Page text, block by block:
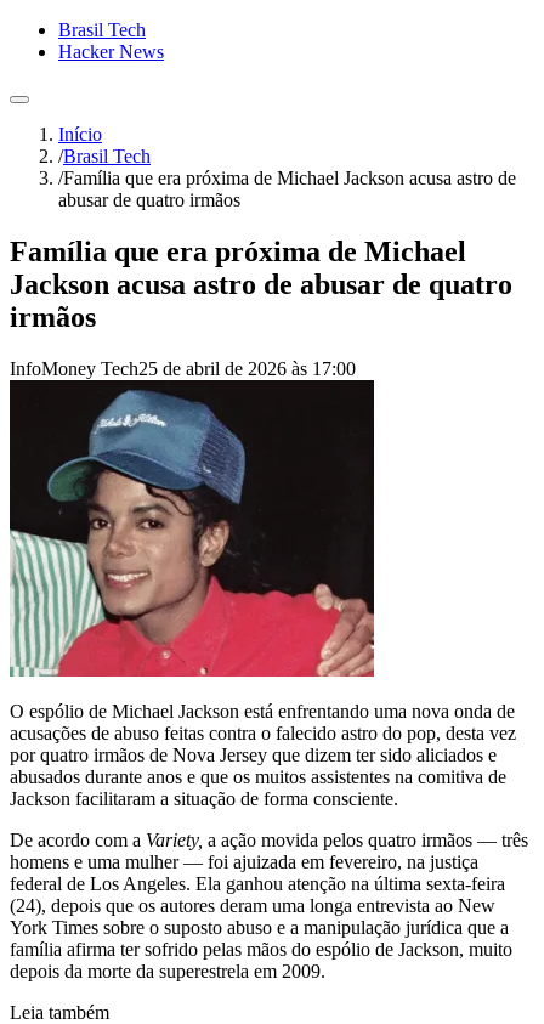
Brasil Tech
Hacker News
Início
/Brasil Tech
/Família que era próxima de Michael Jackson acusa astro de
abusar de quatro irmãos
Família que era próxima de Michael
Jackson acusa astro de abusar de quatro
irmãos
InfoMoney Tech25 de abril de 2026 às 17:00
O espólio de Michael Jackson está enfrentando uma nova onda de
acusações de abuso feitas contra o falecido astro do pop, desta vez
por quatro irmãos de Nova Jersey que dizem ter sido aliciados e
abusados durante anos e que os muitos assistentes na comitiva de
Jackson facilitaram a situação de forma consciente.
De acordo com a Variety, a ação movida pelos quatro irmãos — três
homens e uma mulher — foi ajuizada em fevereiro, na justiça
federal de Los Angeles. Ela ganhou atenção na última sexta-feira
(24), depois que os autores deram uma longa entrevista ao New
York Times sobre o suposto abuso e a manipulação jurídica que a
família afirma ter sofrido pelas mãos do espólio de Jackson, muito
depois da morte da superestrela em 2009.
Leia também